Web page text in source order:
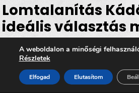
Lomtalanítás
ideális választás
helyzetben
Akárköltözésről,
pinceürítésről, irodai
rendrakásrólvan szó, a
A weboldalon a minőségi
Részletek
Elfogad Elutasítom